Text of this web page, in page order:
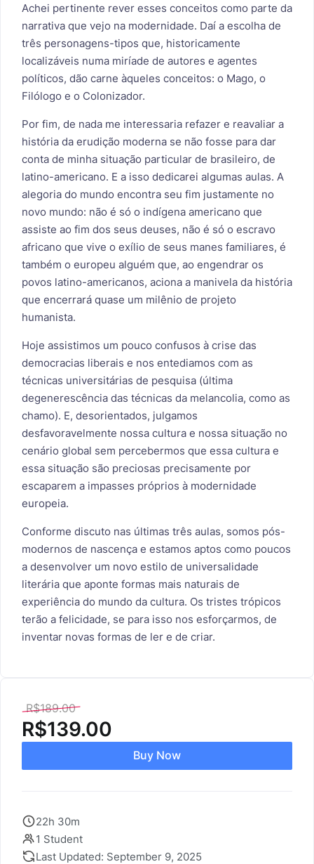
Achei pertinente rever esses conceitos como parte da
narrativa que vejo na modernidade. Daí a escolha de
três personagens-tipos que, historicamente
localizáveis numa miríade de autores e agentes
políticos, dão carne àqueles conceitos: o Mago, o
Filólogo e o Colonizador.
Por fim, de nada me interessaria refazer e reavaliar a
história da erudição moderna se não fosse para dar
conta de minha situação particular de brasileiro, de
latino-americano. E a isso dedicarei algumas aulas. A
alegoria do mundo encontra seu fim justamente no
novo mundo: não é só o indígena americano que
assiste ao fim dos seus deuses, não é só o escravo
africano que vive o exílio de seus manes familiares, é
também o europeu alguém que, ao engendrar os
povos latino-americanos, aciona a manivela da história
que encerrará quase um milênio de projeto
humanista.
Hoje assistimos um pouco confusos à crise das
democracias liberais e nos entediamos com as
técnicas universitárias de pesquisa (última
degenerescência das técnicas da melancolia, como as
chamo). E, desorientados, julgamos
desfavoravelmente nossa cultura e nossa situação no
cenário global sem percebermos que essa cultura e
essa situação são preciosas precisamente por
escaparem a impasses próprios à modernidade
europeia.
Conforme discuto nas últimas três aulas, somos pós-
modernos de nascença e estamos aptos como poucos
a desenvolver um novo estilo de universalidade
literária que aponte formas mais naturais de
experiência do mundo da cultura. Os tristes trópicos
terão a felicidade, se para isso nos esforçarmos, de
inventar novas formas de ler e de criar.
R$189.00
R$139.00
Buy Now
22h 30m
1 Student
Last Updated: September 9, 2025